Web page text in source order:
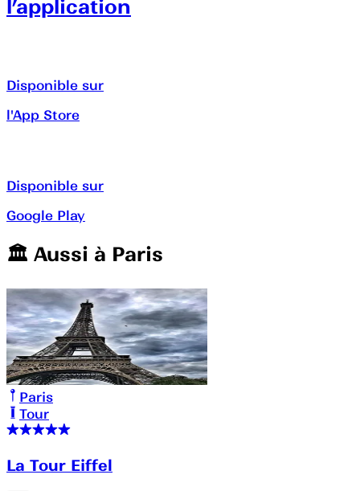
l’application
Disponible sur
l'App Store
Disponible sur
Google Play
🏛️️ Aussi à Paris
Paris
Tour
La Tour Eiffel